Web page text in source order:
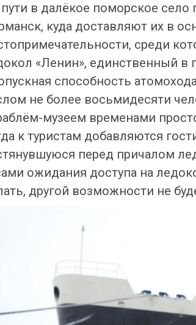
в далёкое поморское село
куда доставляют их в
среди
«Ленин», единственный в
способность
не более восьмидесяти
музеем временами
к туристам добавляются
перед причалом
ожидания доступа на
другой возможности не